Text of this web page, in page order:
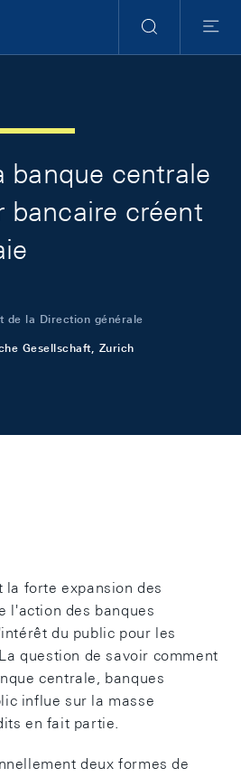
RechercheMenu
banque centrale
bancaire créent
de la Direction générale
Gesellschaft, Zurich
forte expansion des
l'action des banques
du public pour les
question de savoir comment
centrale, banques
influe sur la masse
en fait partie.
deux formes de